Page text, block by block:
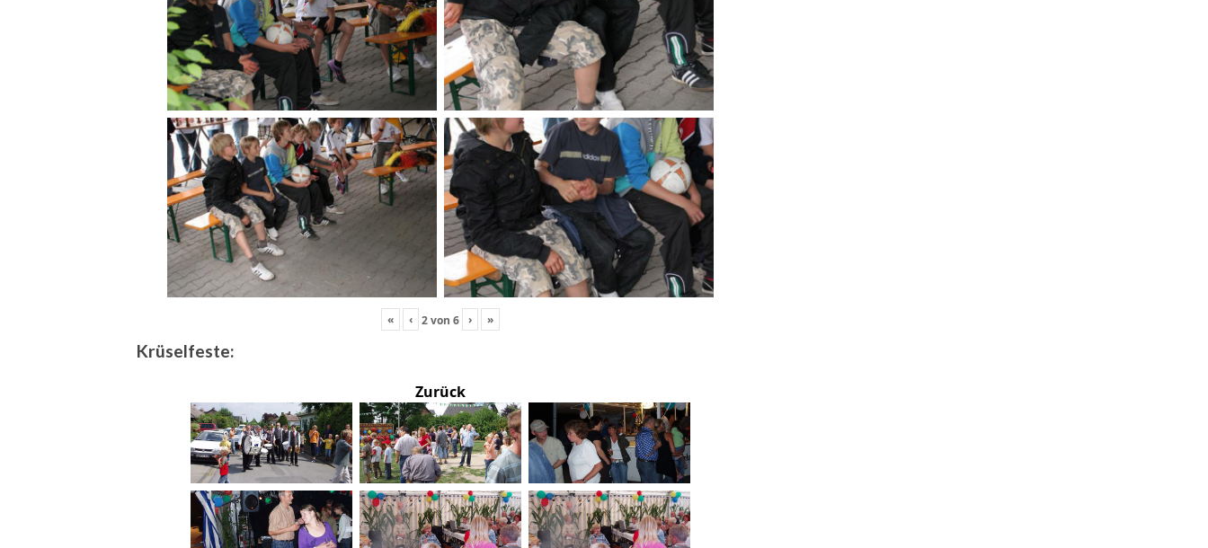
« ‹ 2von 6 › »
Krüselfeste:
Zurück